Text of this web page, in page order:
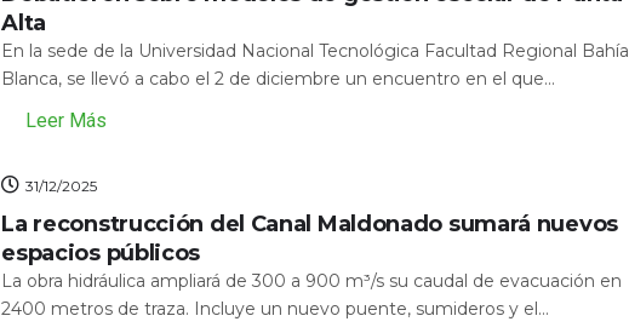
Alta
En la sede de la Universidad Nacional Tecnológica Facultad Regional Bahía
Blanca, se llevó a cabo el 2 de diciembre un encuentro en el que...
Leer Más
31/12/2025
La reconstrucción del Canal Maldonado sumará nuevos
espacios públicos
La obra hidráulica ampliará de 300 a 900 m³/s su caudal de evacuación en
2400 metros de traza. Incluye un nuevo puente, sumideros y el...